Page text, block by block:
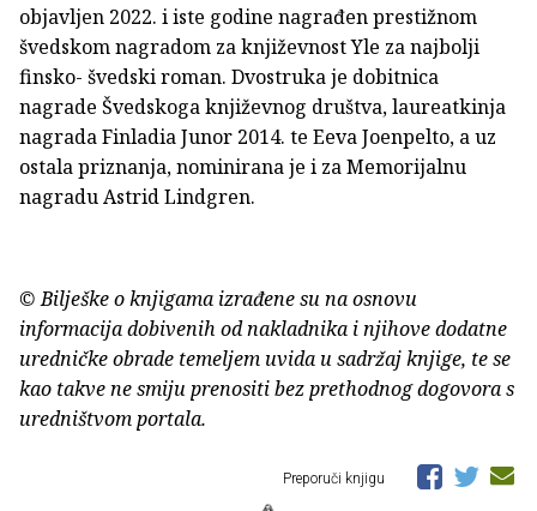
objavljen 2022. i iste godine nagrađen prestižnom
švedskom nagradom za književnost Yle za najbolji
finsko- švedski roman. Dvostruka je dobitnica
nagrade Švedskoga književnog društva, laureatkinja
nagrada Finladia Junor 2014. te Eeva Joenpelto, a uz
ostala priznanja, nominirana je i za Memorijalnu
nagradu Astrid Lindgren.
© Bilješke o knjigama izrađene su na osnovu
informacija dobivenih od nakladnika i njihove dodatne
uredničke obrade temeljem uvida u sadržaj knjige, te se
kao takve ne smiju prenositi bez prethodnog dogovora s
uredništvom portala.
Preporuči knjigu